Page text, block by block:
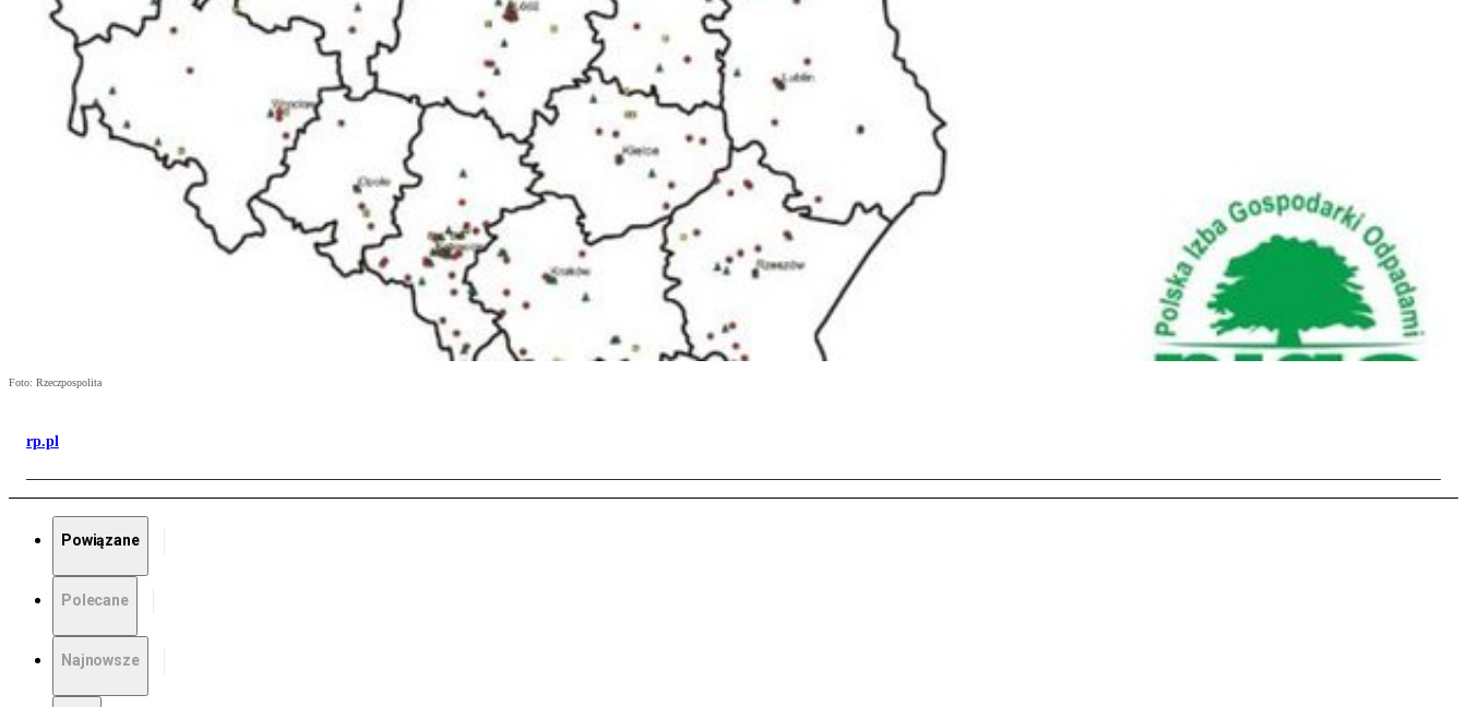
Foto: Rzeczpospolita
rp.pl
Powiązane
Polecane
Najnowsze